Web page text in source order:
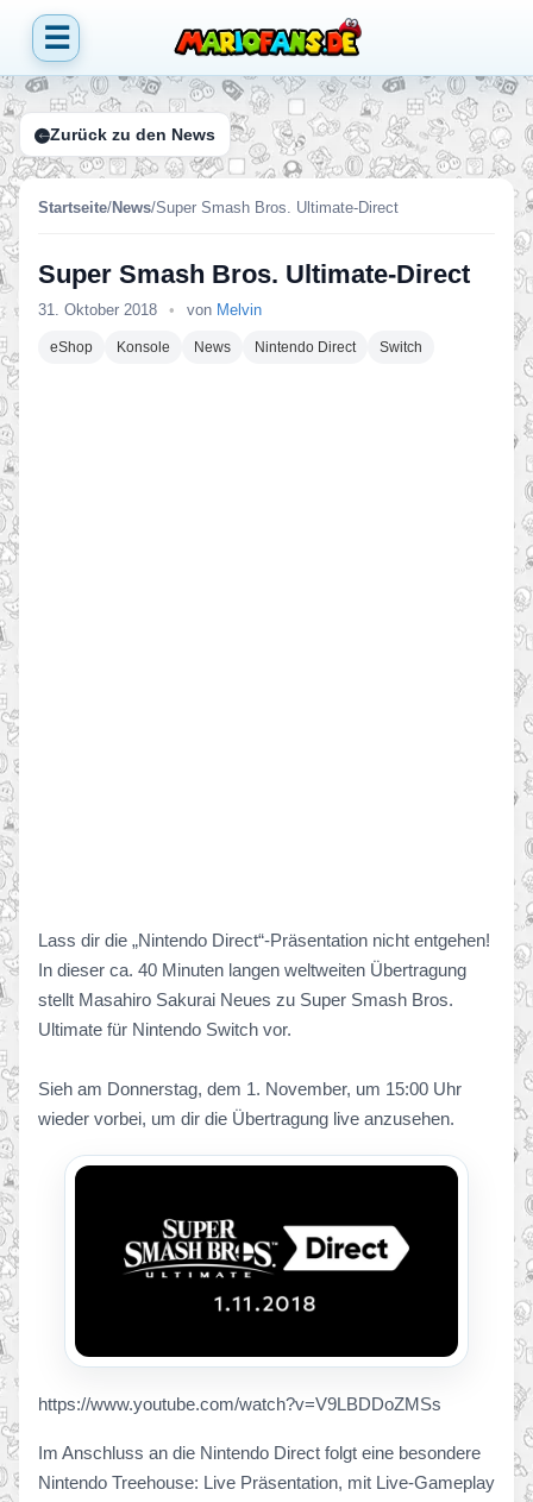
☰
Zurück zu den News
Startseite/News/Super Smash Bros. Ultimate-Direct
Super Smash Bros. Ultimate-Direct
31. Oktober 2018 • von Melvin
eShop Konsole News Nintendo Direct Switch
Lass dir die „Nintendo Direct“-Präsentation nicht entgehen!
In dieser ca. 40 Minuten langen weltweiten Übertragung
stellt Masahiro Sakurai Neues zu Super Smash Bros.
Ultimate für Nintendo Switch vor.
Sieh am Donnerstag, dem 1. November, um 15:00 Uhr
wieder vorbei, um dir die Übertragung live anzusehen.
https://www.youtube.com/watch?v=V9LBDDoZMSs
Im Anschluss an die Nintendo Direct folgt eine besondere
Nintendo Treehouse: Live Präsentation, mit Live-Gameplay